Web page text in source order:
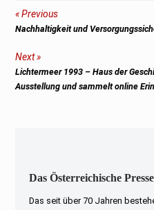
Previous
Previous
Nachhaltigkeit und
Next
Next
post:
Lichtermeer 1993 – Haus der
Ausstellung und sammelt online
Das Österreichische
Das seit über 70 Jahren